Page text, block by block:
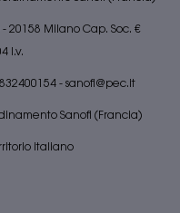
20158 Milano Cap. Soc. €
I.v.
- sanofi@pec.it
Sanofi (Francia)
italiano